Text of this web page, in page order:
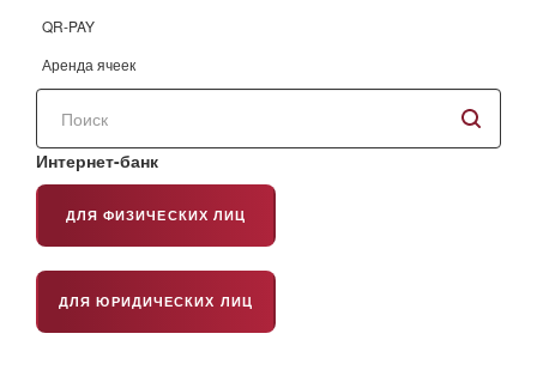
QR-PAY
Аренда ячеек
Поиск
сайту
Интернет-банк
ДЛЯ ФИЗИЧЕСКИХ ЛИЦ
ДЛЯ ЮРИДИЧЕСКИХ ЛИЦ